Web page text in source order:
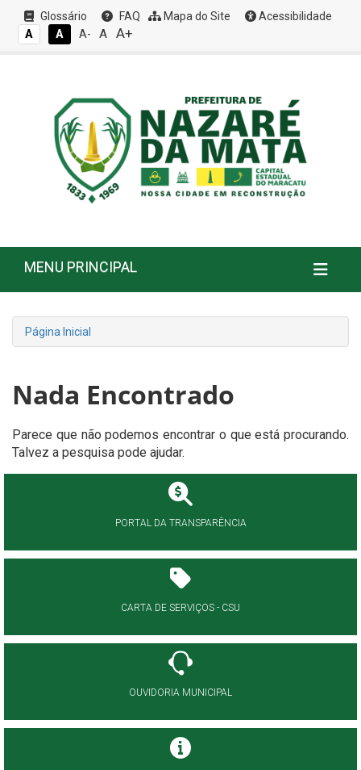
Glossário FAQ Mapa do Site
Acessibilidade
A
A A- A A+
MENU PRINCIPAL
Página Inicial
Nada Encontrado
Parece que não podemos encontrar o que está procurando.
Talvez a pesquisa pode ajudar.
PORTAL DA TRANSPARÊNCIA
CARTA DE SERVIÇOS - CSU
OUVIDORIA MUNICIPAL